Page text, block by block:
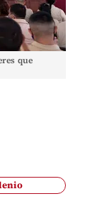
que